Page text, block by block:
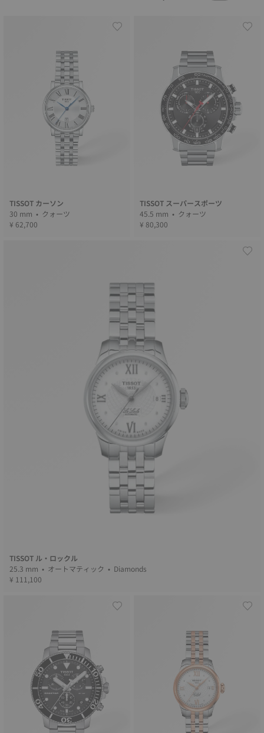
TISSOT カーソン
30 mm • クォーツ
¥ 62,700
TISSOT スーパースポーツ
45.5 mm • クォーツ
¥ 80,300
TISSOT ル・ロックル
25.3 mm • オートマティック • Diamonds
¥ 111,100